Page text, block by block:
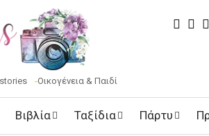
Οικογένεια & Παιδί
Βιβλία Ταξίδια Πάρτυ